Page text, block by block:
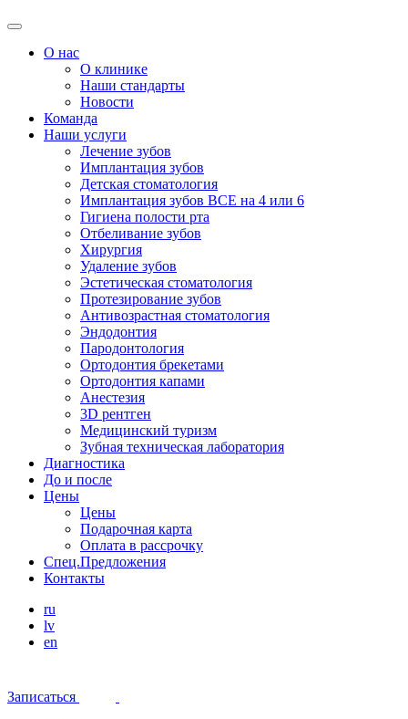
О нас
О клинике
Наши стандарты
Новости
Команда
Наши услуги
Лечение зубов
Имплантация зубов
Детская стоматология
Имплантация зубов ВСЕ на 4 или 6
Гигиена полости рта
Отбеливание зубов
Хирургия
Удаление зубов
Эстетическая стоматология
Протезирование зубов
Антивозрастная стоматология
Эндодонтия
Пародонтология
Ортодонтия брекетами
Ортодонтия капами
Анестезия
3D рентген
Медицинский туризм
Зубная техническая лаборатория
Диагностика
До и после
Цены
Цены
Подарочная карта
Оплата в рассрочку
Спец.Предложения
Контакты
ru
lv
en
Записаться